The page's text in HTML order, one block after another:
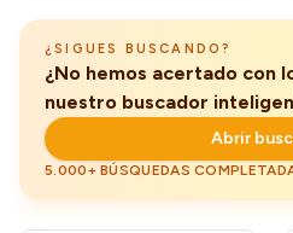
¿SIGUES BUSCANDO?
¿No hemos acertado con
nuestro buscador
Abrir
5.000+ BÚSQUEDAS